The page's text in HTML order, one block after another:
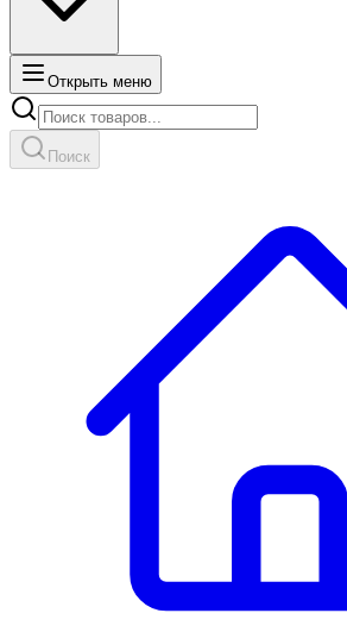
Открыть меню
Поиск